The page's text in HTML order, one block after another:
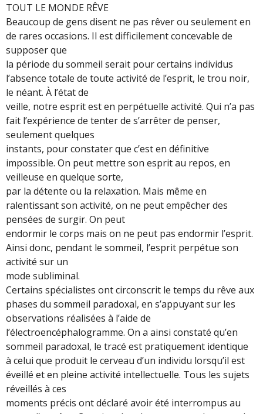
TOUT LE MONDE RÊVE
Beaucoup de gens disent ne pas rêver ou seulement en
de rares occasions. Il est difficilement concevable de
supposer que
la période du sommeil serait pour certains individus
l’absence totale de toute activité de l’esprit, le trou noir,
le néant. À l’état de
veille, notre esprit est en perpétuelle activité. Qui n’a pas
fait l’expérience de tenter de s’arrêter de penser,
seulement quelques
instants, pour constater que c’est en définitive
impossible. On peut mettre son esprit au repos, en
veilleuse en quelque sorte,
par la détente ou la relaxation. Mais même en
ralentissant son activité, on ne peut empêcher des
pensées de surgir. On peut
endormir le corps mais on ne peut pas endormir l’esprit.
Ainsi donc, pendant le sommeil, l’esprit perpétue son
activité sur un
mode subliminal.
Certains spécialistes ont circonscrit le temps du rêve aux
phases du sommeil paradoxal, en s’appuyant sur les
observations réalisées à l’aide de
l’électroencéphalogramme. On a ainsi constaté qu’en
sommeil paradoxal, le tracé est pratiquement identique
à celui que produit le cerveau d’un individu lorsqu’il est
éveillé et en pleine activité intellectuelle. Tous les sujets
réveillés à ces
moments précis ont déclaré avoir été interrompus au